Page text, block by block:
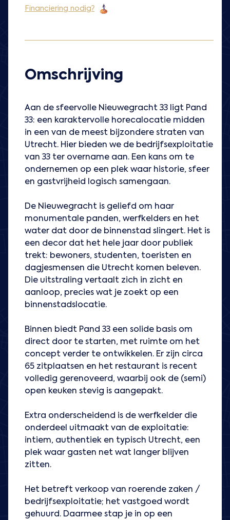
Financiering nodig?
Omschrijving
Aan de sfeervolle Nieuwegracht 33 ligt Pand
33: een karaktervolle horecalocatie midden
in een van de meest bijzondere straten van
Utrecht. Hier bieden we de bedrijfsexploitatie
van 33 ter overname aan. Een kans om te
ondernemen op een plek waar historie, sfeer
en gastvrijheid logisch samengaan.
De Nieuwegracht is geliefd om haar
monumentale panden, werfkelders en het
water dat door de binnenstad slingert. Het is
een decor dat het hele jaar door publiek
trekt: bewoners, studenten, toeristen en
dagjesmensen die Utrecht komen beleven.
Die uitstraling vertaalt zich in zicht en
aanloop, precies wat je zoekt op een
binnenstadslocatie.
Binnen biedt Pand 33 een solide basis om
direct door te starten, met ruimte om het
concept verder te ontwikkelen. Er zijn circa
65 zitplaatsen en het restaurant is recent
volledig gerenoveerd, waarbij ook de (semi)
open keuken stevig is aangepakt.
Extra onderscheidend is de werfkelder die
onderdeel uitmaakt van de exploitatie:
intiem, authentiek en typisch Utrecht, een
plek waar gasten net wat langer blijven
zitten.
Het betreft verkoop van roerende zaken /
bedrijfsexploitatie; het vastgoed wordt
gehuurd. Daarmee stap je in op een